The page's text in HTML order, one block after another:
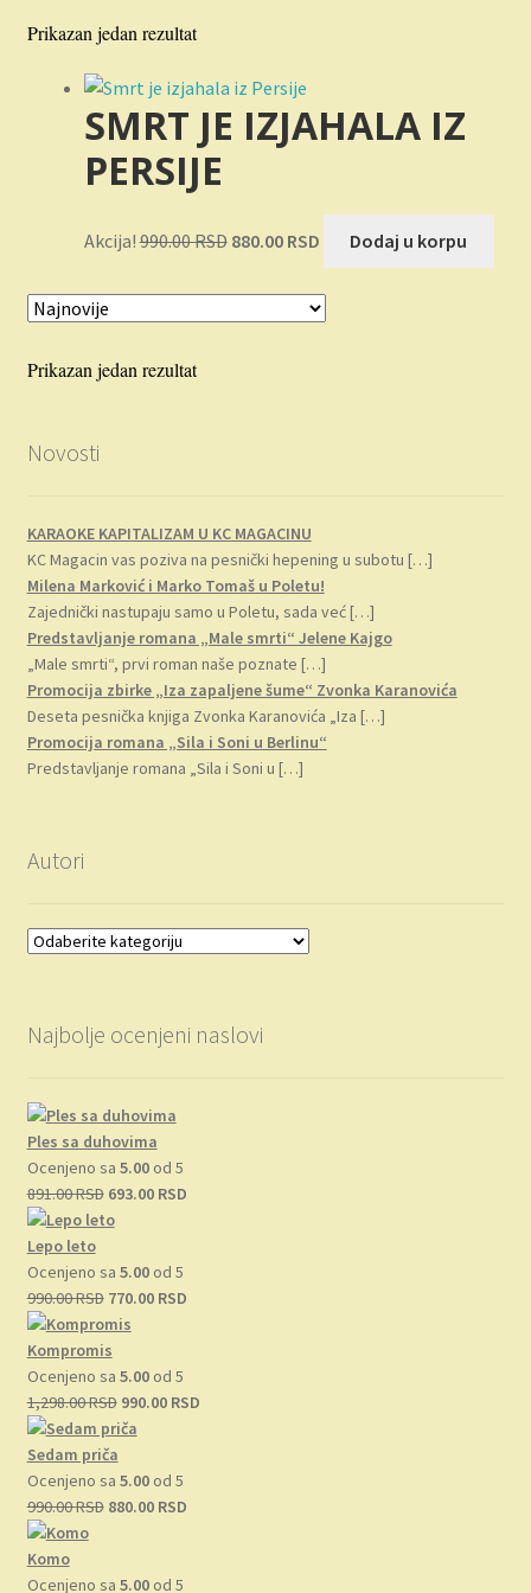
O nama
Plaćanje
Prikazan jedan rezultat
SMRT JE IZJAHALA IZ
PERSIJE
Akcija!990.00RSD
bila:
880.00 RSD
880.00 RSD.
Dodaj u korpu
Prikazan jedan rezultat
Novosti
KARAOKE KAPITALIZAM U KC MAGACINU
KC Magacin vas poziva na pesnički hepening u subotu […]
Milena Marković i Marko Tomaš u Poletu!
Zajednički nastupaju samo u Poletu, sada već[…]
Predstavljanje romana „Male smrti“ Jelene Kajgo
„Male smrti“, prvi roman naše poznate […]
Promocija zbirke „Iza zapaljene šume“ Zvonka Karanovića
Deseta pesnička knjiga Zvonka Karanovića „Iza […]
Promocija romana „Sila i Soni u Berlinu“
Predstavljanje romana „Sila i Soni u […]
Autori
Najbolje ocenjeni naslovi
Ples sa duhovima
Ocenjeno sa 5.00od 5
891.00RSD Originalna
cena
bila:
891.00 RSD.
693.00 RSDTrenutna
Lepo leto
Ocenjeno sa 5.00od 5
990.00RSD Originalna
cena
je
bila:
990.00 RSD.
770.00 RSDTrenutna
Kompromis
Ocenjeno sa 5.00od 5
1,298.00RSD Originalna
cena
bila:
1,298.00 RSD.
990.00 RSDTrenutna
Sedam priča
Ocenjeno sa 5.00od 5
990.00RSD Originalna
bila:
880.00 RSDTrenutna
Komo
Ocenjeno sa 5.00od 5